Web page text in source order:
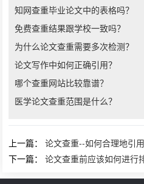
知网查重毕业论文中的表格吗？
免费查重结果跟学校一致吗？
为什么论文查重需要多次检测？
论文写作中如何正确引用？
哪个查重网站比较靠谱？
医学论文查重范围是什么？
上一篇：论文查重--如何合理地引
下一篇：论文查重前应该如何进行